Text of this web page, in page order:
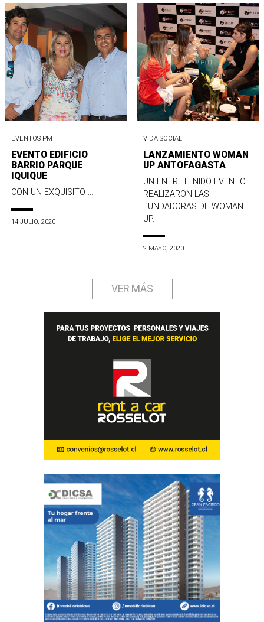
EVENTOS PM
EVENTO EDIFICIO
BARRIO PARQUE
IQUIQUE
CON UN EXQUISITO ...
14 JULIO, 2020
VIDA SOCIAL
LANZAMIENTO WOMAN
UP ANTOFAGASTA
UN ENTRETENIDO EVENTO
REALIZARON LAS
FUNDADORAS DE WOMAN
UP.
2 MAYO, 2020
VER MÁS